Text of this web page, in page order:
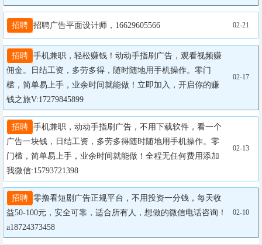
招聘 招聘广告平面设计师，16629605566 02-21
招聘 手机兼职，轻松赚钱！动动手指刷广告，观看视频赚
佣金。日结工资，多劳多得，随时随地用手机操作。零门
槛，简单易上手，业余时间就能做！立即加入，开启你的赚
钱之旅V:17279845899
02-17
招聘 手机兼职，动动手指刷广告，不用下载软件，看一个
广告一块钱，日结工资，多劳多得随时随地用手机操作。零
门槛，简单易上手，业余时间就能做！全程无任何费用添加
我微信:15793721398
02-13
招聘 零撸看短剧广告正规平台，不用投资一分钱，每天收
益50-100元，安全可靠，适合所有人，想做的微信电话咨询！
a18724373458
02-10